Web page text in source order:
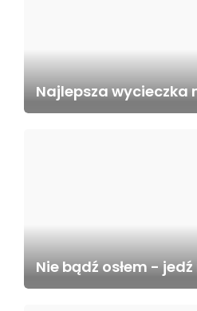
Najlepsza wycieczka
Nie bądź osłem -